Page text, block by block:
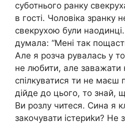
суботнього ранку
в гості. Чоловіка зранку
свекрухою були
думала: “Мені так
Але я розча рувалась у
не любити, але заважати
спілкуватися ти не
дійде до цього, то знай,
Ви розлу читеся. Сина я
закочувати істериkи? Не